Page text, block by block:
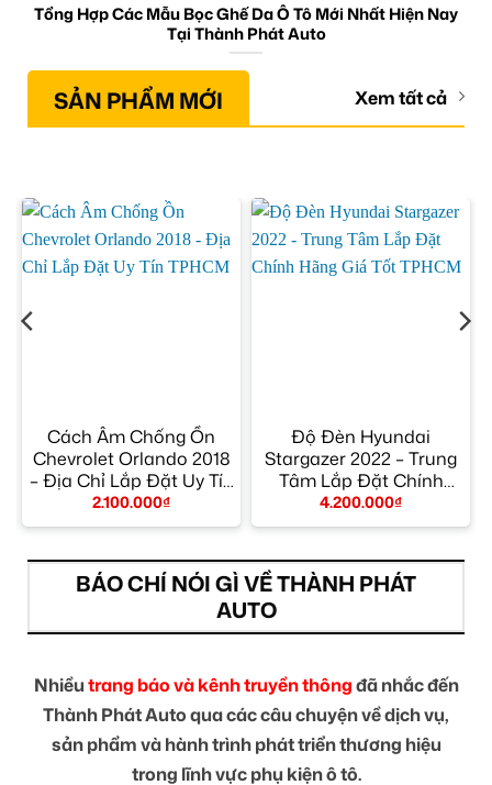
Tổng Hợp Các Mẫu Bọc Ghế Da Ô Tô Mới Nhất Hiện Nay
Tại Thành Phát Auto
SẢN PHẨM MỚI Xem tất cả
Cách Âm Chống Ồn
Chevrolet Orlando 2018
– Địa Chỉ Lắp Đặt Uy Tín
TPHCM
2.100.000₫
Độ Đèn Hyundai
Stargazer 2022 – Trung
Tâm Lắp Đặt Chính
Hãng Giá Tốt TPHCM
4.200.000₫
BÁO CHÍ NÓI GÌ VỀ THÀNH PHÁT
AUTO
Nhiềutrang báo và kênh truyền thôngđã nhắc đến
Thành Phát Auto qua các câu chuyện về dịch vụ,
sản phẩm và hành trình phát triển thương hiệu
trong lĩnh vực phụ kiện ô tô.